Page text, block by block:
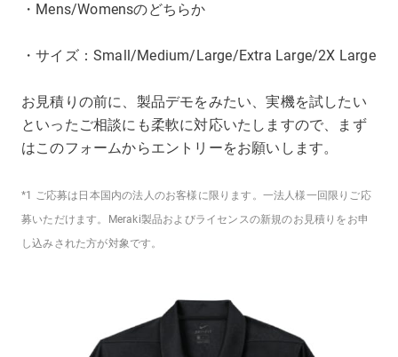
・Mens/Womensのどちらか
・サイズ：Small/Medium/Large/Extra Large/2X Large
お見積りの前に、製品デモをみたい、実機を試したい
といったご相談にも柔軟に対応いたしますので、まず
はこのフォームからエントリーをお願いします。
*1 ご応募は日本国内の法人のお客様に限ります。一法人様一回限りご応
募いただけます。Meraki製品およびライセンスの新規のお見積りをお申
し込みされた方が対象です。